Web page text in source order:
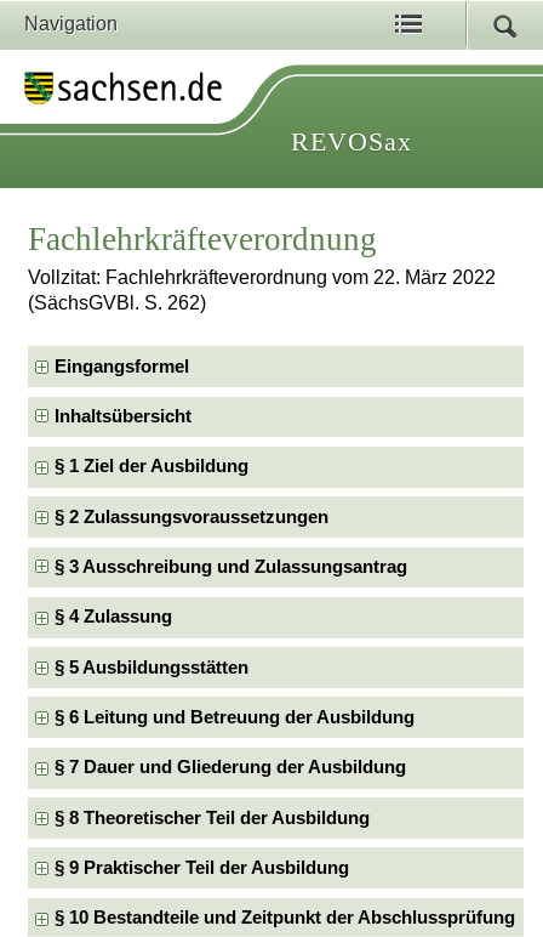
Navigation
REVOSax
Fachlehrkräfteverordnung
Vollzitat: Fachlehrkräfteverordnung vom 22. März 2022
(SächsGVBl. S. 262)
Eingangsformel
Inhaltsübersicht
§ 1 Ziel der Ausbildung
§ 2 Zulassungsvoraussetzungen
§ 3 Ausschreibung und Zulassungsantrag
§ 4 Zulassung
§ 5 Ausbildungsstätten
§ 6 Leitung und Betreuung der Ausbildung
§ 7 Dauer und Gliederung der Ausbildung
§ 8 Theoretischer Teil der Ausbildung
§ 9 Praktischer Teil der Ausbildung
§ 10 Bestandteile und Zeitpunkt der Abschlussprüfung